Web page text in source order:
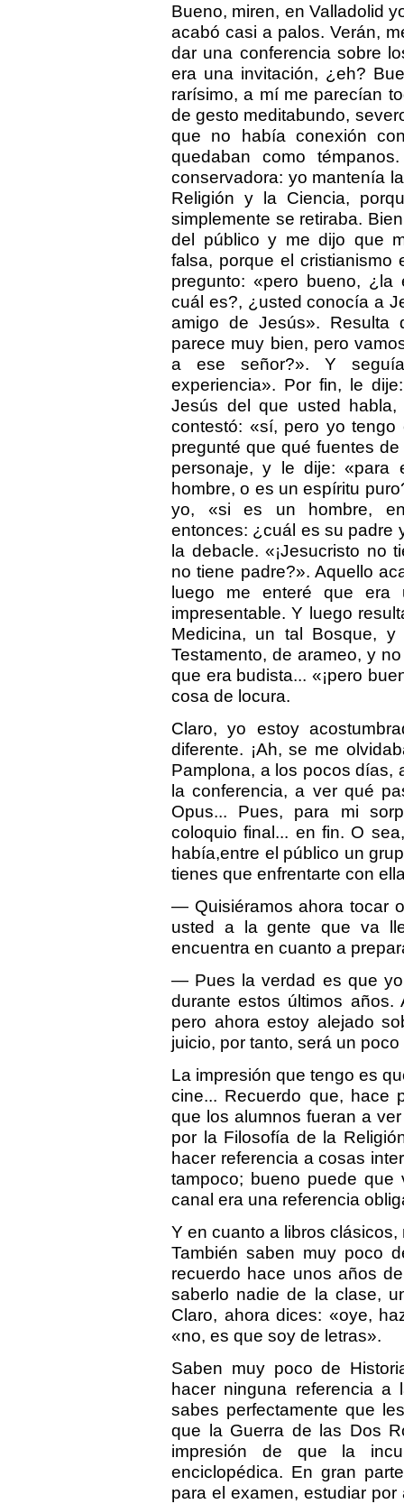
Bueno, miren, en Valladolid
acabó casi a palos. Verán,
dar una conferencia sobre
era una invitación, ¿eh?
rarísimo, a mí me parecían
de gesto meditabundo,
que no había conexión
quedaban como
conservadora: yo mantenía
Religión y la Ciencia,
simplemente se retiraba.
del público y me dijo que
falsa, porque el
pregunto: «pero bueno, ¿la
cuál es?, ¿usted conocía a
amigo de Jesús». Resulta
parece muy bien, pero
a ese señor?». Y
experiencia». Por fin, le
Jesús del que usted
contestó: «sí, pero yo
pregunté que qué fuentes
personaje, y le dije: «para
hombre, o es un espíritu
yo, «si es un hombre,
entonces: ¿cuál es su padre
la debacle. «¡Jesucristo no
no tiene padre?». Aquello
luego me enteré que era
impresentable. Y luego
Medicina, un tal Bosque,
Testamento, de arameo, y
que era budista... «¡pero
cosa de locura.
Claro, yo estoy
diferente. ¡Ah, se me
Pamplona, a los pocos días,
la conferencia, a ver qué
Opus... Pues, para mi
coloquio final... en fin. O
había,entre el público un
tienes que enfrentarte con
— Quisiéramos ahora tocar
usted a la gente que va
encuentra en cuanto a
— Pues la verdad es que
durante estos últimos
pero ahora estoy alejado
juicio, por tanto, será un poco
La impresión que tengo es
cine... Recuerdo que, hace
que los alumnos fueran a
por la Filosofía de la
hacer referencia a cosas
tampoco; bueno puede
canal era una referencia
Y en cuanto a libros
También saben muy poco
recuerdo hace unos años
saberlo nadie de la clase,
Claro, ahora dices: «oye,
«no, es que soy de letras».
Saben muy poco de
hacer ninguna referencia
sabes perfectamente que
que la Guerra de las Dos
impresión de que la
enciclopédica. En gran
para el examen, estudiar